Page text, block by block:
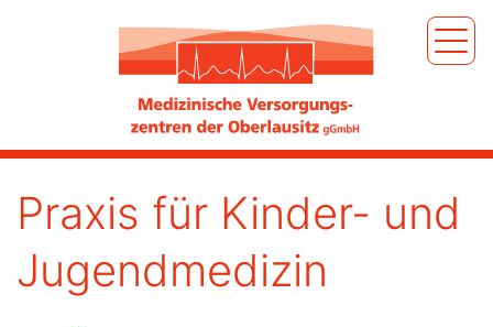
Praxis für Kinder- und
Jugendmedizin